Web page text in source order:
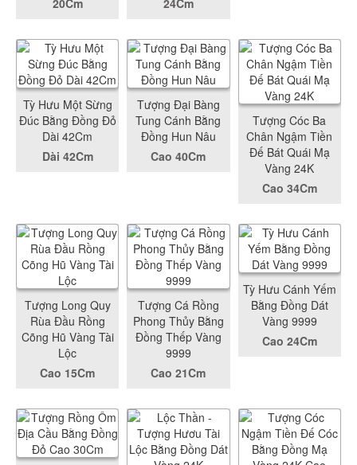
20Cm
24Cm
Tỳ Hưu Một Sừng
Đúc Bằng Đồng Đỏ
Dài 42Cm
Dài 42Cm
Tượng Đại Bàng
Tung Cánh Bằng
Đồng Hun Nâu
Cao 40Cm
Tượng Cóc Ba
Chân Ngậm Tiền
Đế Bát Quái Mạ
Vàng 24K
Cao 34Cm
Tượng Long Quy
Rùa Đầu Rồng
Cõng Hũ Vàng Tài
Lộc
Cao 15Cm
Tượng Cá Rồng
Phong Thủy Bằng
Đồng Thếp Vàng
9999
Cao 21Cm
Tỳ Hưu Cánh Yếm
Bằng Đồng Dát
Vàng 9999
Cao 24Cm